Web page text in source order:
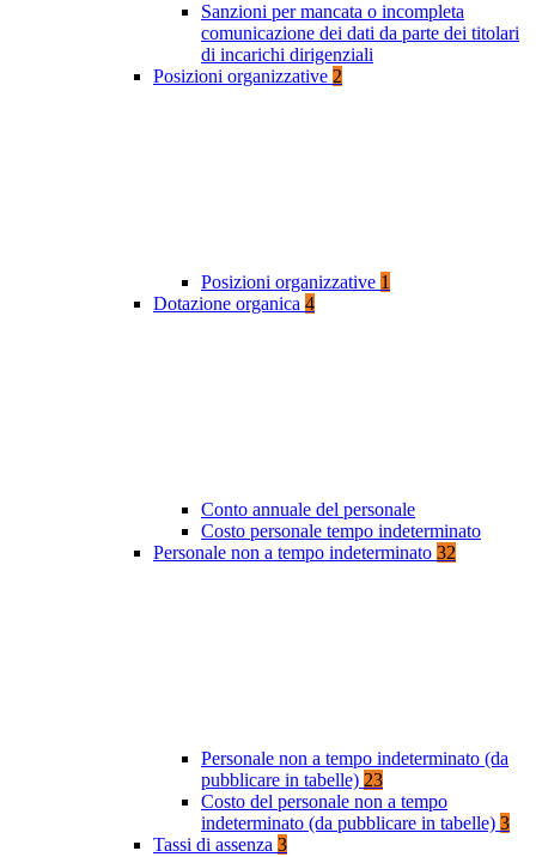
Sanzioni per mancata o incompleta
comunicazione dei dati da parte dei titolari
di incarichi dirigenziali
Posizioni organizzative 2
Posizioni organizzative 1
Dotazione organica 4
Conto annuale del personale
Costo personale tempo indeterminato
Personale non a tempo indeterminato 32
Personale non a tempo indeterminato (da
pubblicare in tabelle) 23
Costo del personale non a tempo
indeterminato (da pubblicare in tabelle) 3
Tassi di assenza 3